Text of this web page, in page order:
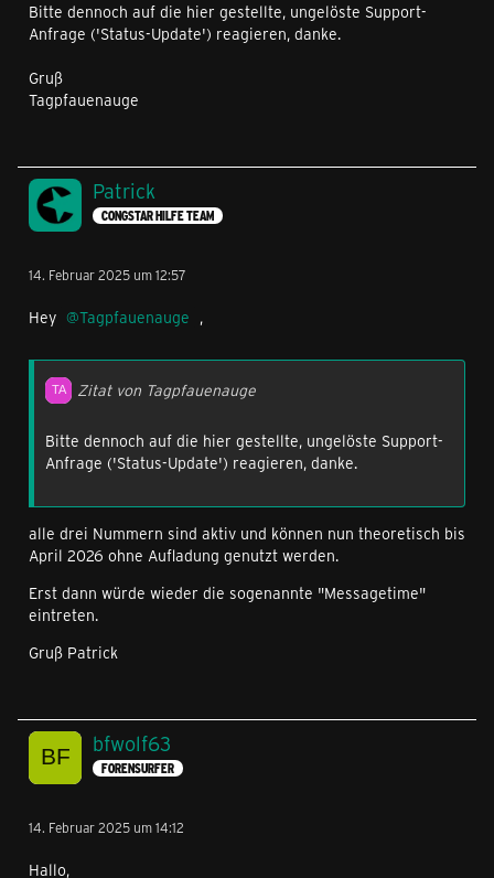
Bitte dennoch auf die hier gestellte, ungelöste Support-
Anfrage ('Status-Update') reagieren, danke.
Gruß
Tagpfauenauge
Patrick
CONGSTAR HILFE TEAM
14. Februar 2025 um 12:57
Hey Tagpfauenauge ,
Zitat von Tagpfauenauge
Bitte dennoch auf die hier gestellte, ungelöste Support-
Anfrage ('Status-Update') reagieren, danke.
alle drei Nummern sind aktiv und können nun theoretisch bis
April 2026 ohne Aufladung genutzt werden.
Erst dann würde wieder die sogenannte "Messagetime"
eintreten.
Gruß Patrick
bfwolf63
FORENSURFER
14. Februar 2025 um 14:12
Hallo,